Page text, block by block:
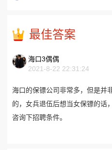
最佳答案
海口3偶偶
2021-8-22 22:31:24
海口的保镖公司非常多，但是并
的，女兵退伍后想当女保镖的话
咨询下招聘条件。